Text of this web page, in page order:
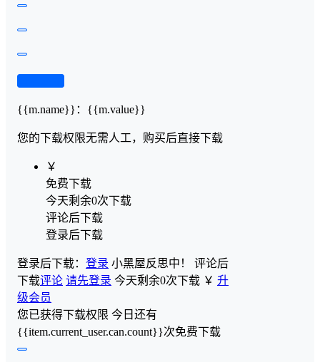
{{m.name}} ： {{m.value}}
您的下载权限无需人工，购买后直接下载
￥
免费下载
今天剩余0次下载
评论后下载
登录后下载
登录后下载： 登录 小黑屋反思中！ 评论后
下载评论 请先登录 今天剩余0次下载 ￥ 升
级会员
您已获得下载权限 今日还有
{{item.current_user.can.count}}次免费下载